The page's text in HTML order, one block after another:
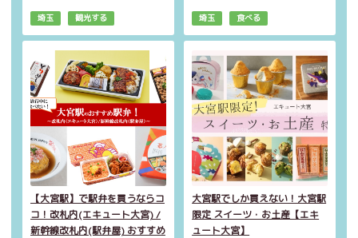
埼玉 観光する 埼玉 食べる
【大宮駅】で駅弁を買うならコ
コ！改札内(エキュート大宮) /
新幹線改札内(駅弁屋) おすすめ
大宮駅でしか買えない！大宮駅
限定 スイーツ・お土産【エキ
ュート大宮】